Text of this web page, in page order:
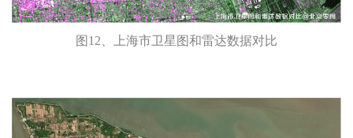
图12、上海市卫星图和雷达数据对比